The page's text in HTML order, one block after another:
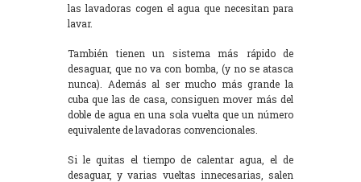
las lavadoras cogen el agua que necesitan para
lavar.
También tienen un sistema más rápido de
desaguar, que no va con bomba, (y no se atasca
nunca). Además al ser mucho más grande la
cuba que las de casa, consiguen mover más del
doble de agua en una sola vuelta que un número
equivalente de lavadoras convencionales.
Si le quitas el tiempo de calentar agua, el de
desaguar, y varias vueltas innecesarias, salen